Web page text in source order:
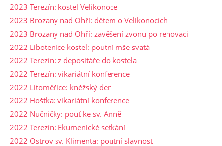
2023 Terezín: kostel Velikonoce
2023 Brozany nad Ohří: dětem o Velikonocích
2023 Brozany nad Ohří: zavěšení zvonu po renovaci
2022 Libotenice kostel: poutní mše svatá
2022 Terezín: z depositáře do kostela
2022 Terezín: vikariátní konference
2022 Litoměřice: kněžský den
2022 Hoštka: vikariátní konference
2022 Nučničky: pouť ke sv. Anně
2022 Terezín: Ekumenické setkání
2022 Ostrov sv. Klimenta: poutní slavnost